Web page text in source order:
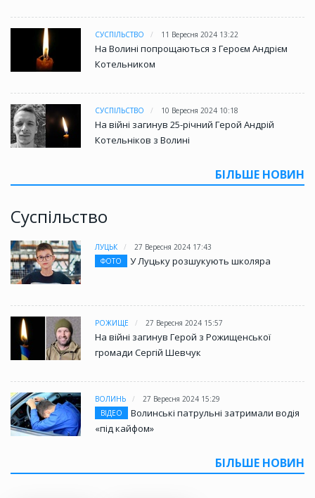
СУСПІЛЬСТВО 11 Вересня 2024 13:22
На Волині попрощаються з Героєм Андрієм
Котельником
СУСПІЛЬСТВО 10 Вересня 2024 10:18
На війні загинув 25-річний Герой Андрій
Котельніков з Волині
БІЛЬШЕ НОВИН
Суспільство
ЛУЦЬК
27 Вересня 2024 17:43
ФОТО
У Луцьку розшукують школяра
РОЖИЩЕ 27 Вересня 2024 15:57
На війні загинув Герой з Рожищенської
громади Сергій Шевчук
ВОЛИНЬ
27 Вересня 2024 15:29
ВІДЕО
Волинські патрульні затримали водія
«під кайфом»
БІЛЬШЕ НОВИН